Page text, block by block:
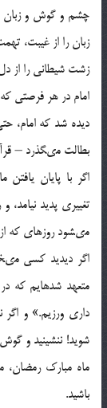
چشم و گوش و زبان
زبان را از غیبت،
زشت ‏شیطانى را از
امام در هر فرصتى
دیده شد که امام،
بطالت مى‏گذرد –
اگر با پایان
تغییرى پدید
مى‏شود روزه‏اى که
اگر دیدید کسى
متعهد شده‏ایم که
دارى ورزیم.» و اگر
شوید! ننشینید و
ماه مبارک
باشید.